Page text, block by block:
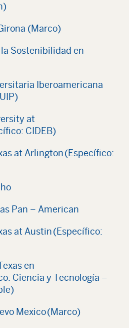
(Marco)
Sostenibilidad en
Iberoamericana
at
CIDEB)
at Arlington (Específico:
Pan – American
at Austin (Específico:
en
Ciencia y Tecnología –
Mexico (Marco)